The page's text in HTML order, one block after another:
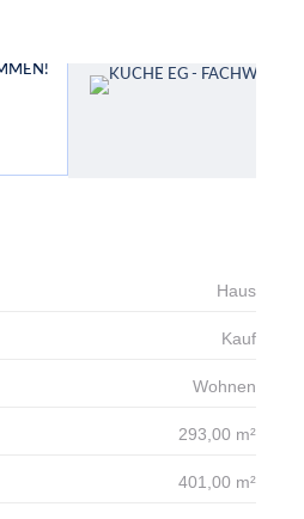
Haus
Kauf
Wohnen
293,00 m²
401,00 m²